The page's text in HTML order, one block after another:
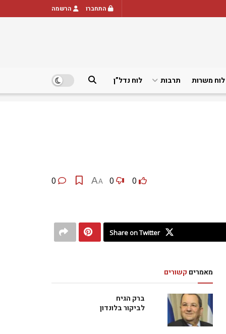
התחברו הרשמה
לוח משרות תרבות לוח נדל”ן
0
0
A
A
Share on Twitter
מאמרים קשורים
ברק הגיח
לביקור בלונדון